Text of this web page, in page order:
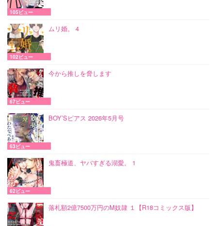
105ビュー
ムリ婚。 4
102ビュー
今から推しを脅します
67ビュー
BOY’Sピアス 2026年5月号
63ビュー
鬼畜極道、ヤバすぎる溺愛。 1
62ビュー
落札額2億7500万円のM奴隷 １【R18コミックス版】